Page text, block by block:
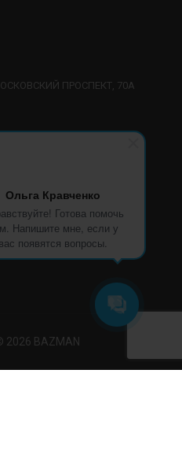
Ольга Кравченко
Готова помочь
Напишите мне, если у
вас появятся вопросы.
ПРОСПЕКТ, 70А
2026 BAZMAN